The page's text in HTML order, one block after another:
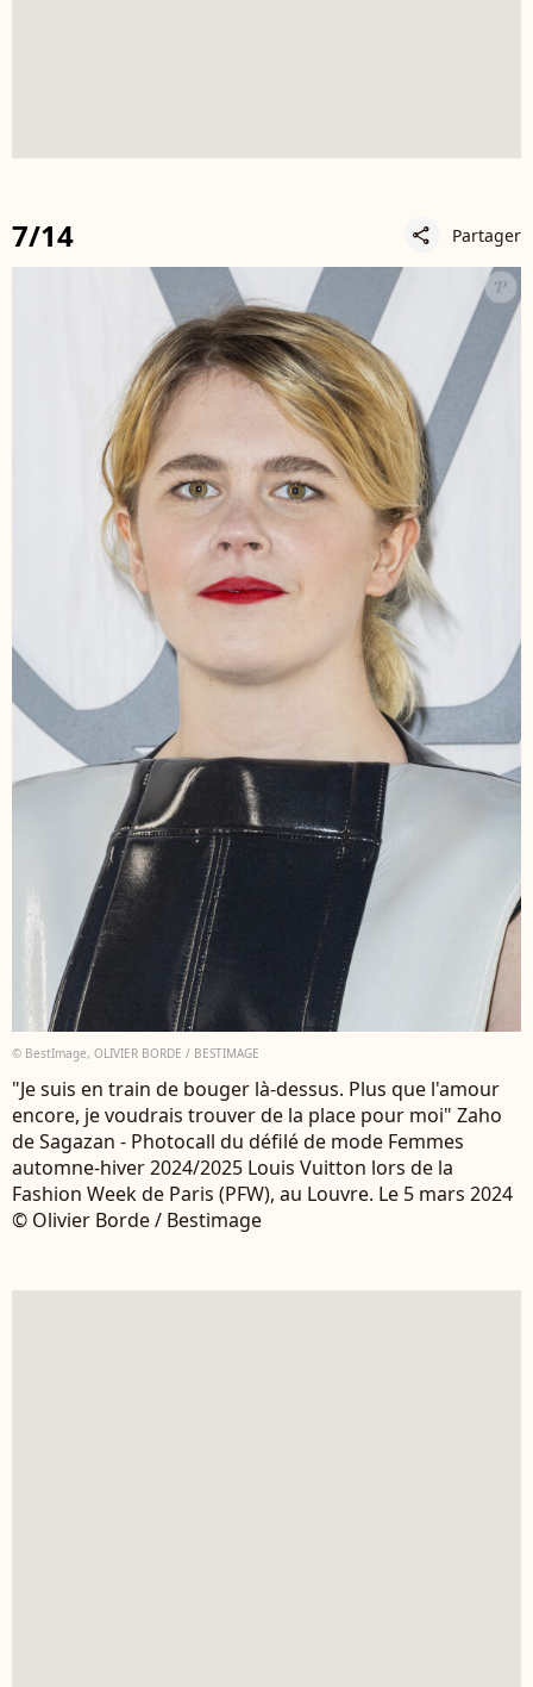
7/14 share Partager
© BestImage, OLIVIER BORDE / BESTIMAGE
"Je suis en train de bouger là-dessus. Plus que l'amour
encore, je voudrais trouver de la place pour moi" Zaho
de Sagazan - Photocall du défilé de mode Femmes
automne-hiver 2024/2025 Louis Vuitton lors de la
Fashion Week de Paris (PFW), au Louvre. Le 5 mars 2024
© Olivier Borde / Bestimage